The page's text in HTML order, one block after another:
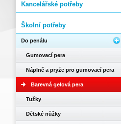
Kancelářské potřeby
Školní potřeby
Do penálu
Gumovací pera
Náplně a pryže pro gumovací pera
Barevná gelová pera
Tužky
Dětské nůžky